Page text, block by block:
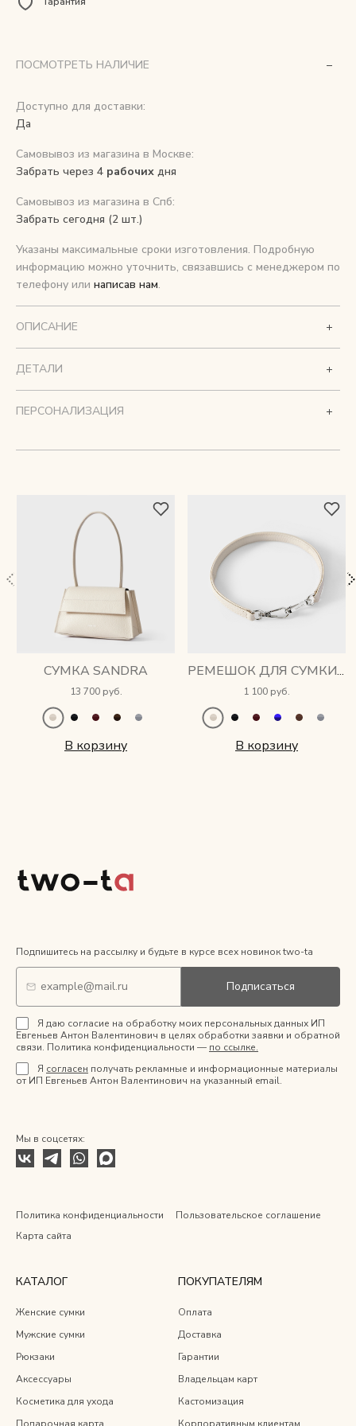
Условия
+ 7 (812) 748-24-46
ПОСМОТРЕТЬ НАЛИЧИЕ
Доступно для доставки:
Да
Самовывоз из магазина в Москве:
Забрать через 4 рабочих дня
Самовывоз из магазина в Спб:
Забрать сегодня (2 шт.)
Указаны максимальные сроки изготовления. Подробную
информацию можно уточнить, связавшись с менеджером по
телефону или написав нам.
ОПИСАНИЕ
ДЕТАЛИ
ПЕРСОНАЛИЗАЦИЯ
СУМКА SANDRA
13 700 руб.
В корзину
РЕМЕШОК ДЛЯ СУМКИ SANDRA
1 100 руб.
В корзину
Подпишитесь на рассылку и будьте в курсе всех новинок two-ta
Подписаться
Я даю согласие на обработку моих персональных данных ИП
Евгеньев Антон Валентинович в целях обработки заявки и обратной
связи. Политика конфиденциальности — по ссылке.
Я согласен получать рекламные и информационные материалы
от ИП Евгеньев Антон Валентинович на указанный email.
Мы в соцсетях:
Политика конфиденциальности
Пользовательское соглашение
Карта сайта
КАТАЛОГ
Женские сумки
Мужские сумки
Рюкзаки
Аксессуары
Косметика для ухода
ПОКУПАТЕЛЯМ
Оплата
Доставка
Гарантии
Владельцам карт
Кастомизация